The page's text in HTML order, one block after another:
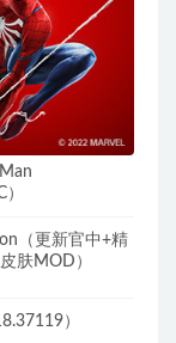
（更新官中+精
肤MOD）
）